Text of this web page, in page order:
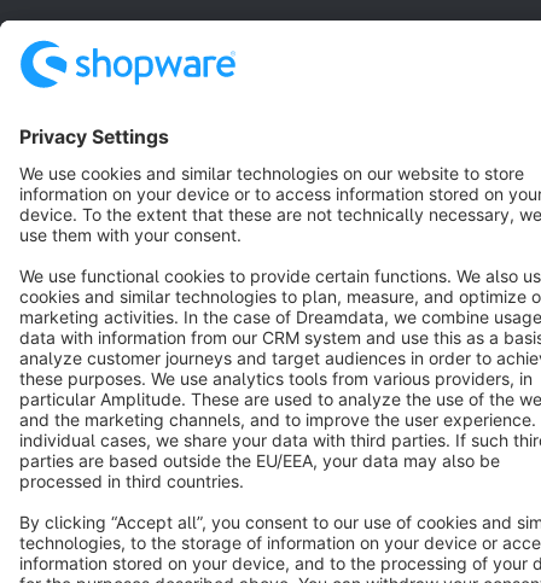
Terms & Conditions Privacy Legal notice
Cookie settings
Copyright © shopware AG - All rights reserved
Notice: * All prices are quoted net of the statutory value-added tax